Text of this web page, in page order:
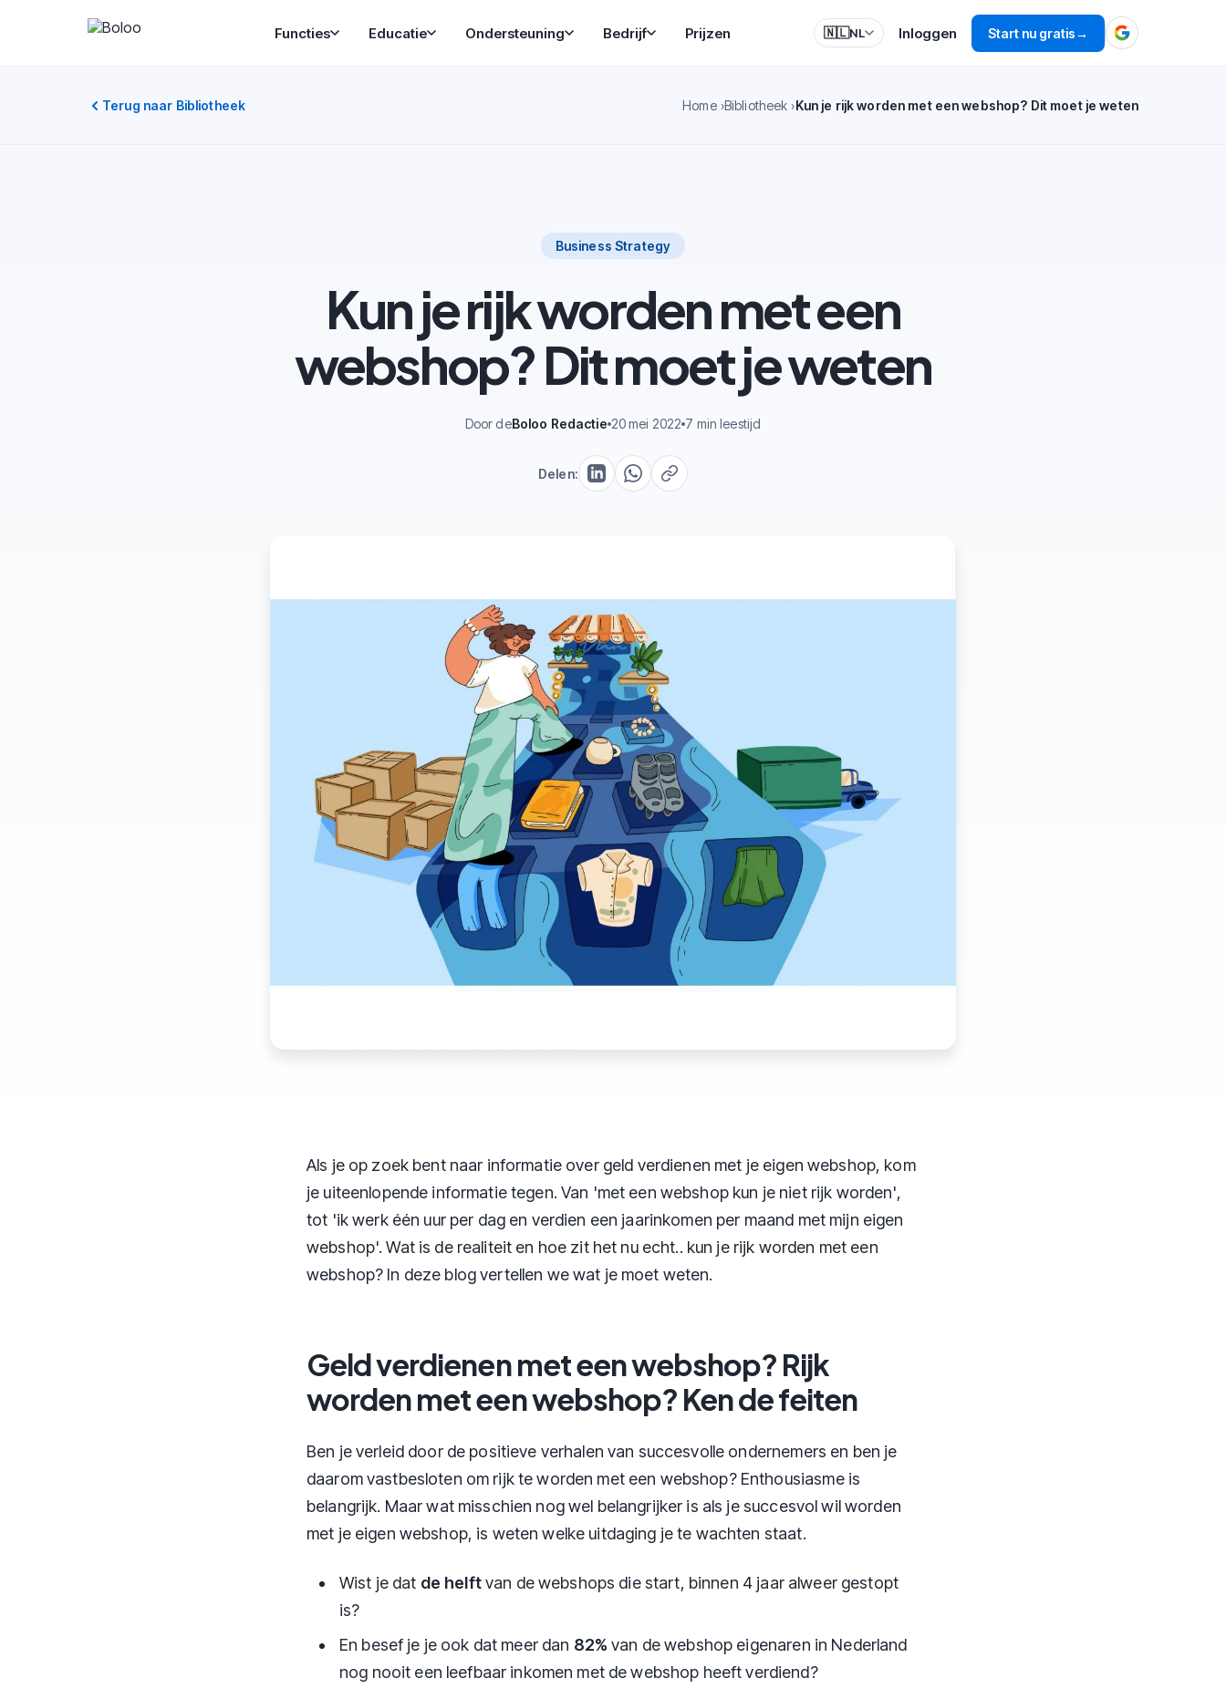
Functies Educatie Ondersteuning Bedrijf Prijzen 🇳🇱NL Inloggen Start nu gratis→
Terug naar Bibliotheek Home Bibliotheek Kun je rijk worden met een webshop? Dit moet je weten
Business Strategy
Kun je rijk worden met een
webshop? Dit moet je weten
Door deBoloo Redactie 20 mei 2022 7 min leestijd
Delen:
Als je op zoek bent naar informatie over geld verdienen met je eigen webshop, kom
je uiteenlopende informatie tegen. Van 'met een webshop kun je niet rijk worden',
tot 'ik werk één uur per dag en verdien een jaarinkomen per maand met mijn eigen
webshop'. Wat is de realiteit en hoe zit het nu echt.. kun je rijk worden met een
webshop? In deze blog vertellen we wat je moet weten.
Geld verdienen met een webshop? Rijk
worden met een webshop? Ken de feiten
Ben je verleid door de positieve verhalen van succesvolle ondernemers en ben je
daarom vastbesloten om rijk te worden met een webshop? Enthousiasme is
belangrijk. Maar wat misschien nog wel belangrijker is als je succesvol wil worden
met je eigen webshop, is weten welke uitdaging je te wachten staat.
Wist je dat de helftvan de webshops die start, binnen 4 jaar alweer gestopt
is?
En besef je je ook dat meer dan 82% van de webshop eigenaren in Nederland
nog nooit een leefbaar inkomen met de webshop heeft verdiend?